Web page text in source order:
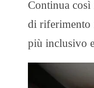
Continua
di riferimento
più inclusivo